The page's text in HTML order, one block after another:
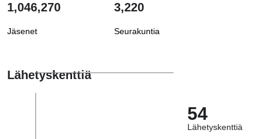
1,046,270
Jäsenet
3,220
Seurakuntia
Lähetyskenttiä
54
Lähetyskenttiä